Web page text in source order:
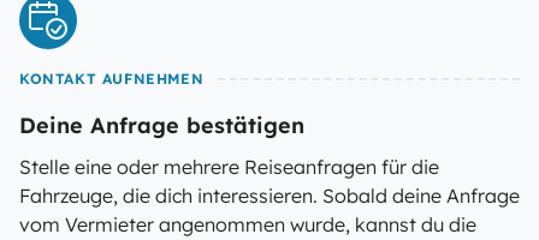
KONTAKT AUFNEHMEN
Deine Anfrage bestätigen
Stelle eine oder mehrere Reiseanfragen für die
Fahrzeuge, die dich interessieren. Sobald deine Anfrage
vom Vermieter angenommen wurde, kannst du die